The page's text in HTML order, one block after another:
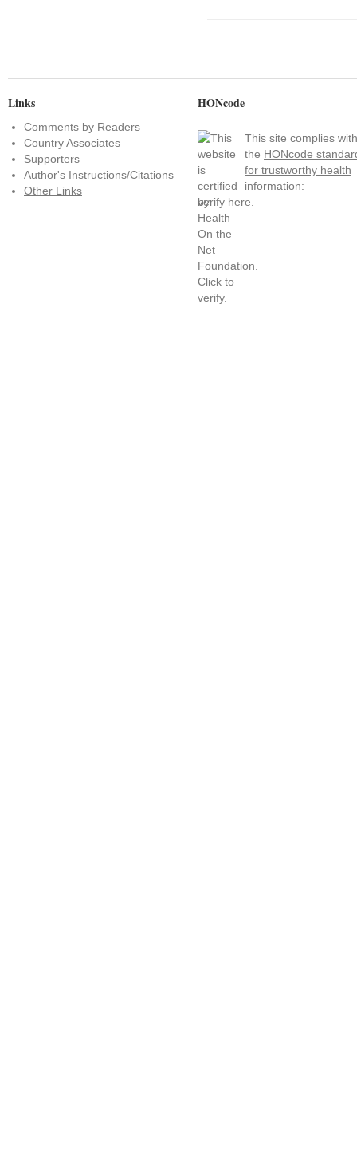
Links
Comments by Readers
Country Associates
Supporters
Author's Instructions/Citations
Other Links
HONcode
This site complies with
the HONcode
for trustworthy health
information:
verify here.